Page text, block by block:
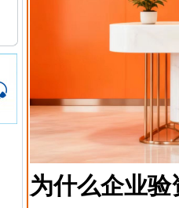
为什么企业